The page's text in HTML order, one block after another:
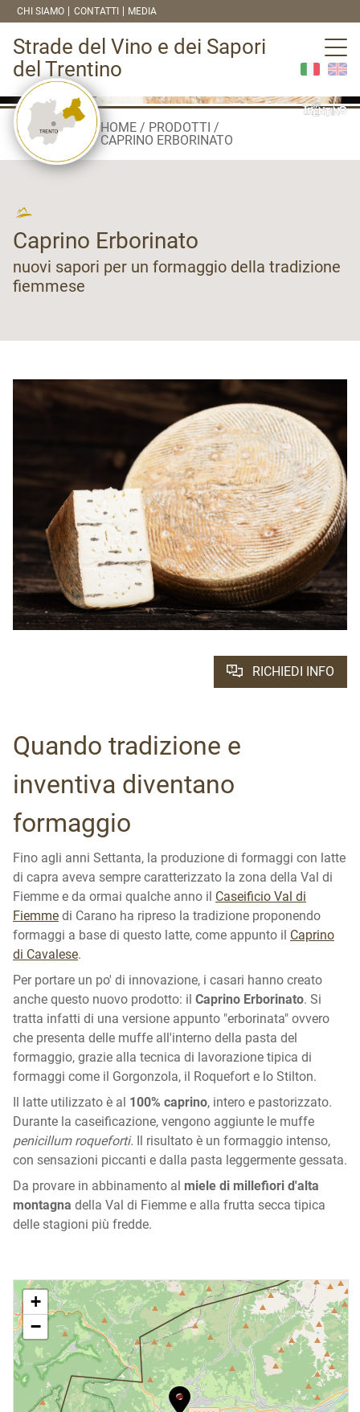
CHI SIAMO CONTATTI MEDIA
Strade del Vino e dei Sapori
del Trentino
HOME
PRODOTTI
CAPRINO ERBORINATO
Caprino Erborinato
nuovi sapori per un formaggio della tradizione
fiemmese
RICHIEDI INFO
Quando tradizione e
inventiva diventano
formaggio
Fino agli anni Settanta, la produzione di formaggi con latte
di capra aveva sempre caratterizzato la zona della Val di
Fiemme e da ormai qualche anno il Caseificio Val di
Fiemme di Carano ha ripreso la tradizione proponendo
formaggi a base di questo latte, come appunto il Caprino
di Cavalese.
Per portare un po' di innovazione, i casari hanno creato
anche questo nuovo prodotto: il Caprino Erborinato. Si
tratta infatti di una versione appunto "erborinata" ovvero
che presenta delle muffe all'interno della pasta del
formaggio, grazie alla tecnica di lavorazione tipica di
formaggi come il Gorgonzola, il Roquefort e lo Stilton.
Il latte utilizzato è al 100% caprino, intero e pastorizzato.
Durante la caseificazione, vengono aggiunte le muffe
penicillum roqueforti. Il risultato è un formaggio intenso,
con sensazioni piccanti e dalla pasta leggermente gessata.
Da provare in abbinamento al miele di millefiori d'alta
montagna della Val di Fiemme e alla frutta secca tipica
delle stagioni più fredde.
+
−